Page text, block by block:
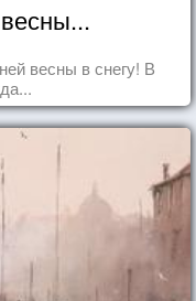
весны в снегу! В